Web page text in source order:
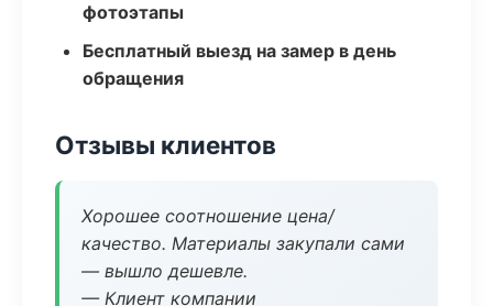
фотоэтапы
Бесплатный выезд на замер в день
обращения
Отзывы клиентов
Хорошее соотношение цена/
качество. Материалы закупали сами
— вышло дешевле.
— Клиент компании